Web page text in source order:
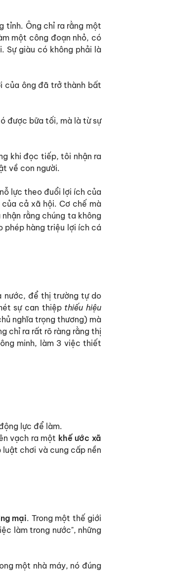
tỉnh. Ông chỉ ra rằng một
một công đoạn nhỏ, có
Sự giàu có không phải là
của ông đã trở thành bất
được bữa tối, mà là từ sự
khi đọc tiếp, tôi nhận ra
về con người.
lực theo đuổi lợi ích của
cả xã hội. Cơ chế mà
rằng chúng ta không
phép hàng triệu lợi ích cá
nước, để thị trường tự do
sự can thiệp thiếu hiệu
nghĩa trọng thương) mà
chỉ ra rất rõ ràng rằng thị
minh, làm 3 việc thiết
lực để làm.
vạch ra một khế ước xã
chơi và cung cấp nền
mại. Trong một thế giới
làm trong nước", những
một nhà máy, nó đúng